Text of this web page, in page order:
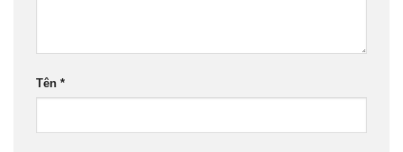
Tên *